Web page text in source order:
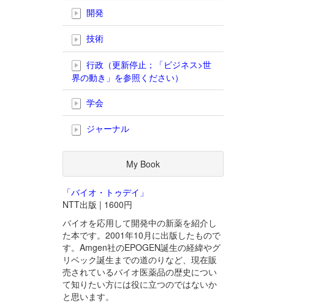
開発
技術
行政（更新停止；「ビジネス>世
界の動き」を参照ください）
学会
ジャーナル
My Book
「バイオ・トゥデイ」
NTT出版 | 1600円
バイオを応用して開発中の新薬を紹介し
た本です。2001年10月に出版したもので
す。Amgen社のEPOGEN誕生の経緯やグ
リベック誕生までの道のりなど、現在販
売されているバイオ医薬品の歴史につい
て知りたい方には役に立つのではないか
と思います。